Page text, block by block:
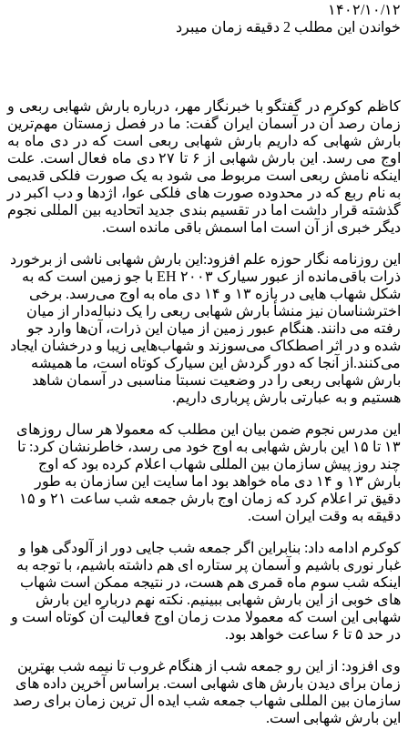
۱۴۰۲/۱۰/۱۲
خواندن این مطلب 2 دقیقه زمان میبرد
کاظم کوکرم در گفتگو با خبرنگار مهر، درباره بارش شهابی ربعی و
زمان رصد آن در آسمان ایران گفت: ما در فصل زمستان مهم‌ترین
بارش شهابی که داریم بارش شهابی ربعی است که در دی ماه به
اوج می رسد. این بارش شهابی از ۶ تا ۲۷ دی ماه فعال است. علت
اینکه نامش ربعی است مربوط می شود به یک صورت فلکی قدیمی
به نام ربع که در محدوده صورت های فلکی عوا، اژدها و دب اکبر در
گذشته قرار داشت اما در تقسیم بندی جدید اتحادیه بین المللی نجوم
دیگر خبری از آن است اما اسمش باقی مانده است.
این روزنامه نگار حوزه علم افزود:این بارش شهابی ناشی از برخورد
ذرات باقی‌مانده از عبور سیارک ۲۰۰۳ EH با جو زمین است که به
شکل شهاب هایی در بازه ۱۳ و ۱۴ دی ماه به اوج می‌رسد. برخی
اخترشناسان نیز منشأ بارش شهابی ربعی را یک دنباله‌دار از میان
رفته می دانند. هنگام عبور زمین از میان این ذرات، آن‌ها وارد جو
شده و در اثر اصطکاک می‌سوزند و شهاب‌هایی زیبا و درخشان ایجاد
می‌کنند.از آنجا که دور گردش این سیارک کوتاه است، ما همیشه
بارش شهابی ربعی را در وضعیت نسبتا مناسبی در آسمان شاهد
هستیم و به عبارتی بارش پرباری داریم.
این مدرس نجوم ضمن بیان این مطلب که معمولا هر سال روزهای
۱۳ تا ۱۵ این بارش شهابی به اوج خود می رسد، خاطرنشان کرد: تا
چند روز پیش سازمان بین المللی شهاب اعلام کرده بود که اوج
بارش ۱۳ و ۱۴ دی ماه خواهد بود اما سایت این سازمان به طور
دقیق تر اعلام کرد که زمان اوج بارش جمعه شب ساعت ۲۱ و ۱۵
دقیقه به وقت ایران است.
کوکرم ادامه داد: بنابراین اگر جمعه شب جایی دور از آلودگی هوا و
غبار نوری باشیم و آسمان پر ستاره ای هم داشته باشیم، با توجه به
اینکه شب سوم ماه قمری هم هست، در نتیجه ممکن است شهاب
های خوبی از این بارش شهابی ببینیم. نکته نهم درباره این بارش
شهابی این است که معمولا مدت زمان اوج فعالیت آن کوتاه است و
در حد ۵ تا ۶ ساعت خواهد بود.
وی افزود: از این رو جمعه شب از هنگام غروب تا نیمه شب بهترین
زمان برای دیدن بارش های شهابی است. براساس آخرین داده های
سازمان بین المللی شهاب جمعه شب ایده ال ترین زمان برای رصد
این بارش شهابی است.